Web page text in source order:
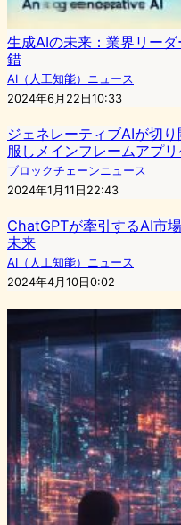
生成AIの未来：業界リー
錯
AI（人工知能）ニュース
2024年6月22日10:33
ジェネレーティブAIが切
服しメインフレームアプ
ブロックチェーンニュース
2024年1月11日22:43
ChatGPTが牽引するAI市
未来
AI（人工知能）ニュース
2024年4月10日0:02